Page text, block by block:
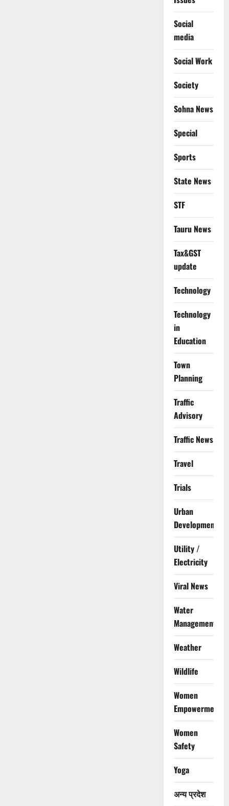
Social
media
Social Work
Society
Sohna News
Special
Sports
State News
STF
Tauru News
Tax&GST
update
Technology
Technology
in
Education
Town
Planning
Traffic
Advisory
Traffic News
Travel
Trials
Urban
Development
Utility /
Electricity
Viral News
Water
Management
Weather
Wildlife
Women
Empowerment
Women
Safety
Yoga
अन्य प्रदेश